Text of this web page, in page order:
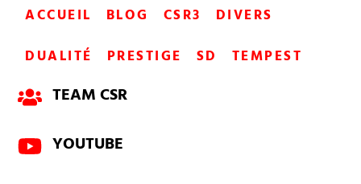
ACCUEIL
BLOG CSR3
DIVERS
DUALITÉ
PRESTIGE SD TEMPEST
TEAM CSR
YOUTUBE